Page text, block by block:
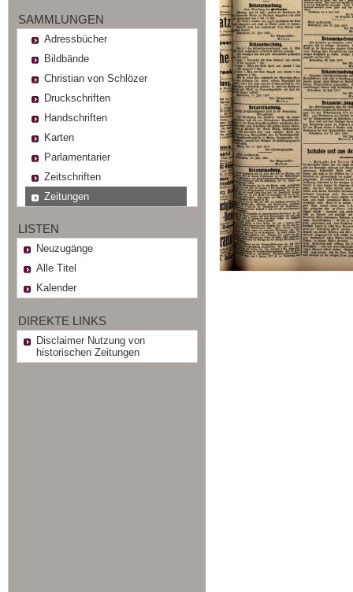
SAMMLUNGEN
Adressbücher
Bildbände
Christian von Schlözer
Druckschriften
Handschriften
Karten
Parlamentarier
Zeitschriften
Zeitungen
LISTEN
Neuzugänge
Alle Titel
Kalender
DIREKTE LINKS
Disclaimer Nutzung von
historischen Zeitungen